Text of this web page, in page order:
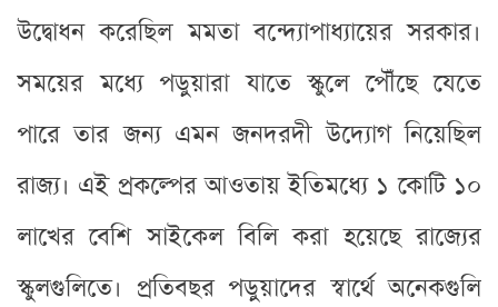
উদ্বোধন করেছিল মমতা বন্দ্যোপাধ্যায়ের সরকার।
সময়ের মধ্যে পড়ুয়ারা যাতে স্কুলে পৌঁছে যেতে
পারে তার জন্য এমন জনদরদী উদ্যোগ নিয়েছিল
রাজ্য। এই প্রকল্পের আওতায় ইতিমধ্যে ১ কোটি ১০
লাখের বেশি সাইকেল বিলি করা হয়েছে রাজ্যের
স্কুলগুলিতে। প্রতিবছর পড়ুয়াদের স্বার্থে অনেকগুলি